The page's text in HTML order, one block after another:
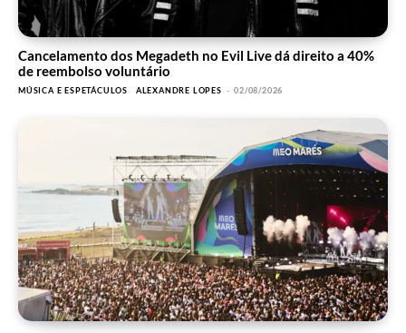
Cancelamento dos Megadeth no Evil Live dá direito a 40%
de reembolso voluntário
MÚSICA E ESPETÁCULOS ALEXANDRE LOPES - 02/08/2026